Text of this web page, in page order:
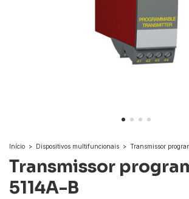
Início > Dispositivos multifuncionais > Transmissor
Transmissor
5114A-B